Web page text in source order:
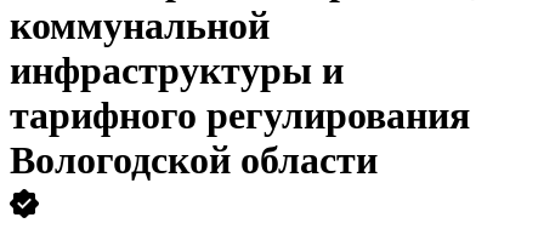
коммунальной
инфраструктуры и
тарифного регулирования
Вологодской области